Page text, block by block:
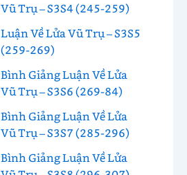
Vũ Trụ – S3S4 (245-259)
Luận Về Lửa Vũ Trụ – S3S5
(259-269)
Bình Giảng Luận Về Lửa
Vũ Trụ – S3S6 (269-84)
Bình Giảng Luận Về Lửa
Vũ Trụ – S3S7 (285-296)
Bình Giảng Luận Về Lửa